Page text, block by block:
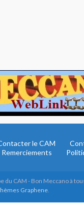
le CAM
Remerciements
du CAM - Bon Meccano à
Graphene